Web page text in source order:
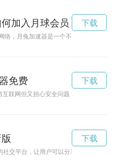
加入月球会员
络，月兔加速器是一个不错的选择。如
下载
免费
互联网但又担心安全问题？现在有免费
下载
社交平台，让用户可以分享生活中的快乐
下载